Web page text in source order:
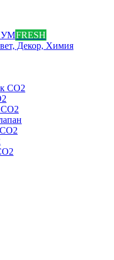
FRESH
Декор, Химия
к СО2